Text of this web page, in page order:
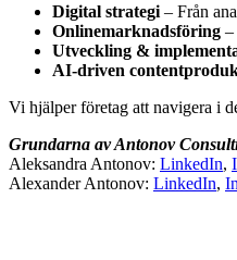
Digital strategi – Från
Onlinemarknadsföring –
Utveckling &
AI-driven
Vi hjälper företag att navigera i
Grundarna av Antonov
Aleksandra Antonov: LinkedIn,
Alexander Antonov: LinkedIn,